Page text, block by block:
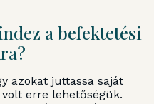
a befektetési
azokat juttassa saját
erre lehetőségük.